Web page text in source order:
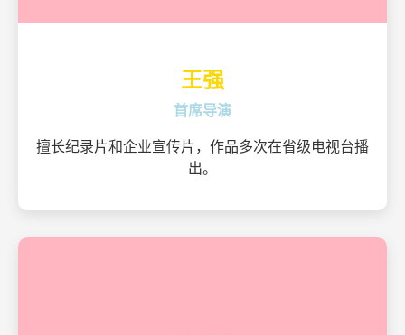
王强
首席导演
擅长纪录片和企业宣传片，作品多次在省级电视台播
出。